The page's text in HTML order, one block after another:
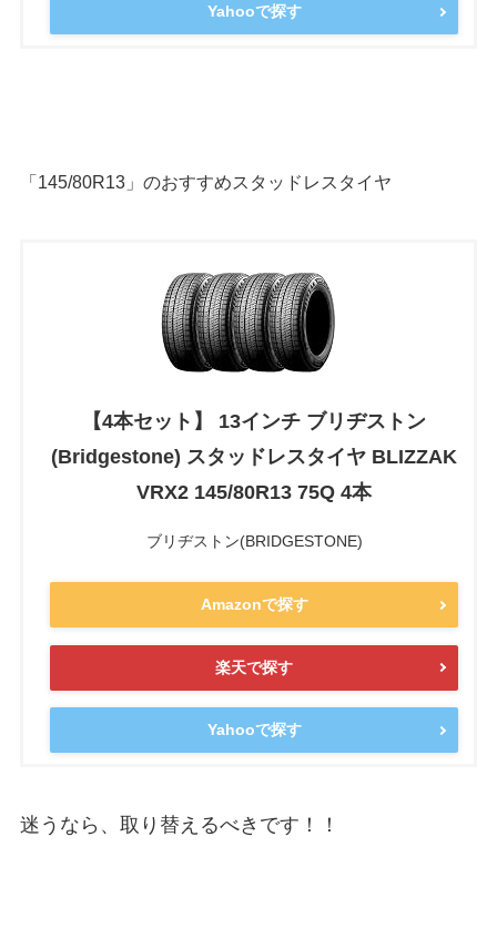
Yahooで探す
「145/80R13」のおすすめスタッドレスタイヤ
【4本セット】 13インチ ブリヂストン
(Bridgestone) スタッドレスタイヤ BLIZZAK
VRX2 145/80R13 75Q 4本
ブリヂストン(BRIDGESTONE)
Amazonで探す
楽天で探す
Yahooで探す
迷うなら、取り替えるべきです！！